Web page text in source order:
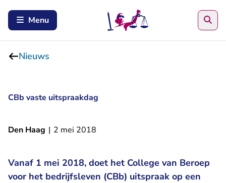
Menu
Nieuws
CBb vaste uitspraakdag
Den Haag | 2 mei 2018
Vanaf 1 mei 2018, doet het College van Beroep
voor het bedrijfsleven (CBb) uitspraak op een